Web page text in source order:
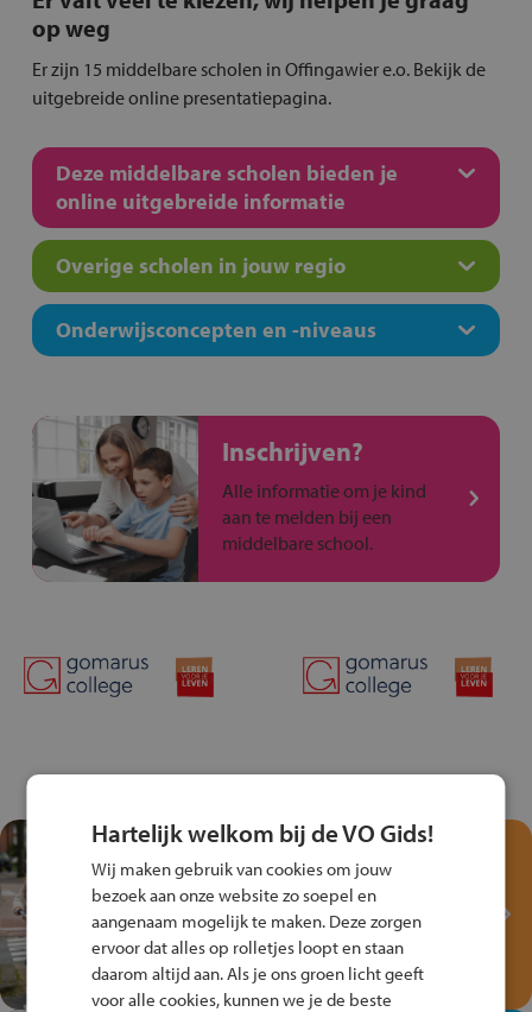
op weg
Er zijn 15 middelbare scholen in Offingawier e.o. Bekijk de
uitgebreide online presentatiepagina.
Deze middelbare scholen bieden je
online uitgebreide informatie
Overige scholen in jouw regio
Onderwijsconcepten en -niveaus
Inschrijven?
Alle informatie om je kind
aan te melden bij een
middelbare school.
Test je kennis met het
Fiets Veilig
Verkeersspel!
Speel het Fiets Veilig Verkeersspel
en win een Cortina-fiets!
Hartelijk welkom bij de VO Gids!
Wij maken gebruik van cookies om jouw
bezoek aan onze website zo soepel en
aangenaam mogelijk te maken. Deze zorgen
ervoor dat alles op rolletjes loopt en staan
daarom altijd aan. Als je ons groen licht geeft
voor alle cookies, kunnen we je de beste